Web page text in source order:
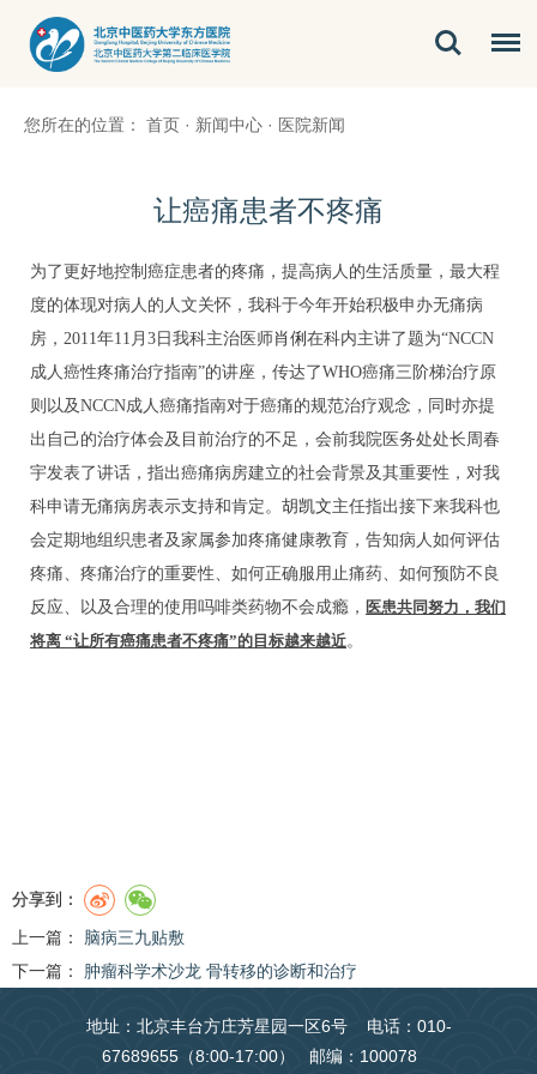
您所在的位置： 首页 · 新闻中心 · 医院新闻
让癌痛患者不疼痛
为了更好地控制癌症患者的疼痛，提高病人的生活质量，最大程
度的体现对病人的人文关怀，我科于今年开始积极申办无痛病
房，2011年11月3日我科主治医师肖俐 在科内主讲了题为“NCCN
成人癌性疼痛治疗指南”的讲座，传达了WHO癌痛三阶梯治疗原
则以及NCCN成人癌痛指南对于癌痛的规范治疗观念，同时亦提
出自己的治疗体会及目前治疗的不足，会前我院医务处处长周春
宇发表了讲话，指出癌痛病房建立的社会背景及其重要性，对我
科申请无痛病房表示支持和肯定。 胡凯文主任指出接下来我科也
会定期地组织患者及家属参加疼痛健康教育，告知病人如何评估
疼痛、疼痛治疗的重要性、如何正确服用止痛药、如何预防不良
反应、以及合理的使用吗啡类药物不会成瘾， 医患共同努力，我们
将离 “让所有癌痛患者不疼痛”的目标越来越近。
分享到：
上一篇：
脑病三九贴敷
下一篇：
肿瘤科学术沙龙 骨转移的诊断和治疗
地址：北京丰台方庄芳星园一区6号 电话：010-
67689655（8:00-17:00） 邮编：100078